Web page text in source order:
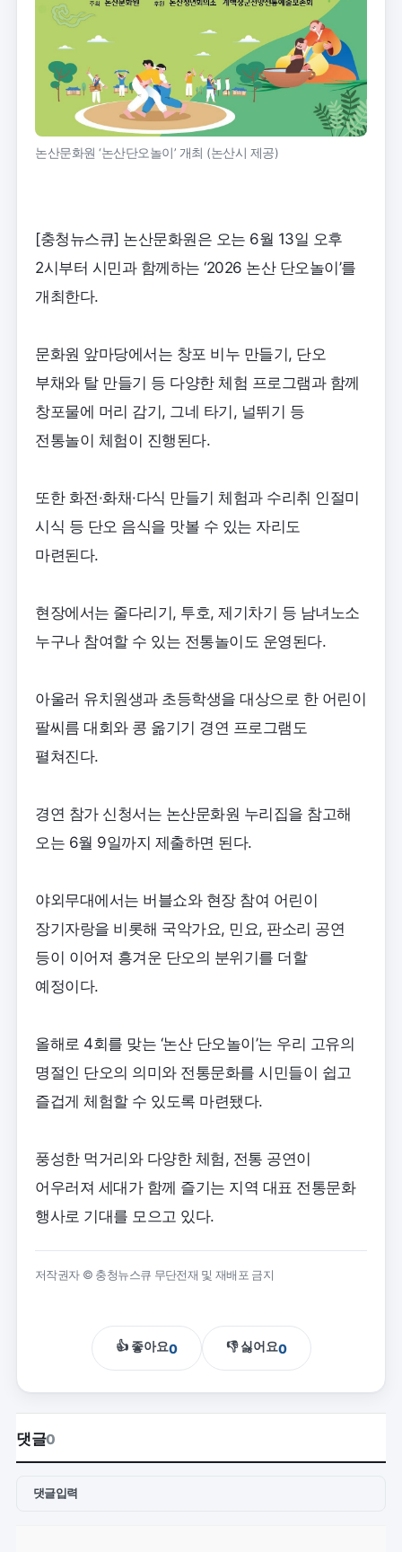
논산문화원 ‘논산단오놀이’ 개최 (논산시 제공)
[충청뉴스큐] 논산문화원은 오는 6월 13일 오후
2시부터 시민과 함께하는 ‘2026 논산 단오놀이’를
개최한다.
문화원 앞마당에서는 창포 비누 만들기, 단오
부채와 탈 만들기 등 다양한 체험 프로그램과 함께
창포물에 머리 감기, 그네 타기, 널뛰기 등
전통놀이 체험이 진행된다.
또한 화전·화채·다식 만들기 체험과 수리취 인절미
시식 등 단오 음식을 맛볼 수 있는 자리도
마련된다.
현장에서는 줄다리기, 투호, 제기차기 등 남녀노소
누구나 참여할 수 있는 전통놀이도 운영된다.
아울러 유치원생과 초등학생을 대상으로 한 어린이
팔씨름 대회와 콩 옮기기 경연 프로그램도
펼쳐진다.
경연 참가 신청서는 논산문화원 누리집을 참고해
오는 6월 9일까지 제출하면 된다.
야외무대에서는 버블쇼와 현장 참여 어린이
장기자랑을 비롯해 국악가요, 민요, 판소리 공연
등이 이어져 흥겨운 단오의 분위기를 더할
예정이다.
올해로 4회를 맞는 ‘논산 단오놀이’는 우리 고유의
명절인 단오의 의미와 전통문화를 시민들이 쉽고
즐겁게 체험할 수 있도록 마련됐다.
풍성한 먹거리와 다양한 체험, 전통 공연이
어우러져 세대가 함께 즐기는 지역 대표 전통문화
행사로 기대를 모으고 있다.
저작권자 © 충청뉴스큐 무단전재 및 재배포 금지
👍 좋아요0 👎 싫어요0
댓글0
댓글입력